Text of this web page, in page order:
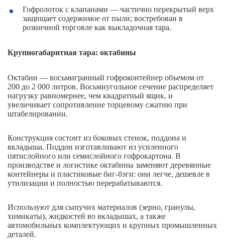
Гофролоток с клапанами — частично перекрытый верх
защищает содержимое от пыли; востребован в
розничной торговле как выкладочная тара.
Крупногабаритная тара: октабины
Октабин — восьмигранный гофроконтейнер объемом от
200 до 2 000 литров. Восьмиугольное сечение распределяет
нагрузку равномернее, чем квадратный ящик, и
увеличивает сопротивление торцевому сжатию при
штабелировании.
Конструкция состоит из боковых стенок, поддона и
вкладыша. Поддон изготавливают из усиленного
пятислойного или семислойного гофрокартона. В
производстве и логистике октабины заменяют деревянные
контейнеры и пластиковые биг-бэги: они легче, дешевле в
утилизации и полностью перерабатываются.
Используют для сыпучих материалов (зерно, гранулы,
химикаты), жидкостей во вкладышах, а также
автомобильных комплектующих и крупных промышленных
деталей.